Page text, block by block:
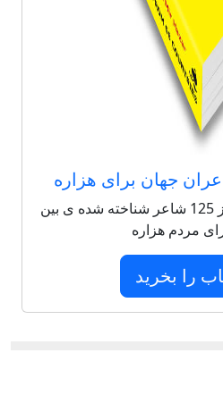
جهان برای هزاره
مجموعه شعر بی نظیر از 125 شاعر شناخته شده ی بین
مردم هزاره
را بخرید